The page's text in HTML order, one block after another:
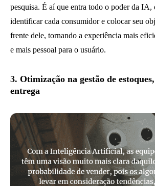
pesquisa. É aí que entra todo o poder da IA,
identificar cada consumidor e colocar seu
frente dele, tornando a experiência mais
e mais pessoal para o usuário.
3. Otimização na gestão de
entrega